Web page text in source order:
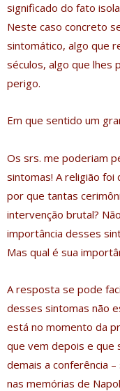
significado do fato
Neste caso concreto
sintomático, algo que
séculos, algo que lhes
perigo.
Em que sentido um
Os srs. me poderiam
sintomas! A religião foi
por que tantas
intervenção brutal?
importância desses
Mas qual é sua
A resposta se pode
desses sintomas não
está no momento da
que vem depois e que
demais a conferência
nas memórias de